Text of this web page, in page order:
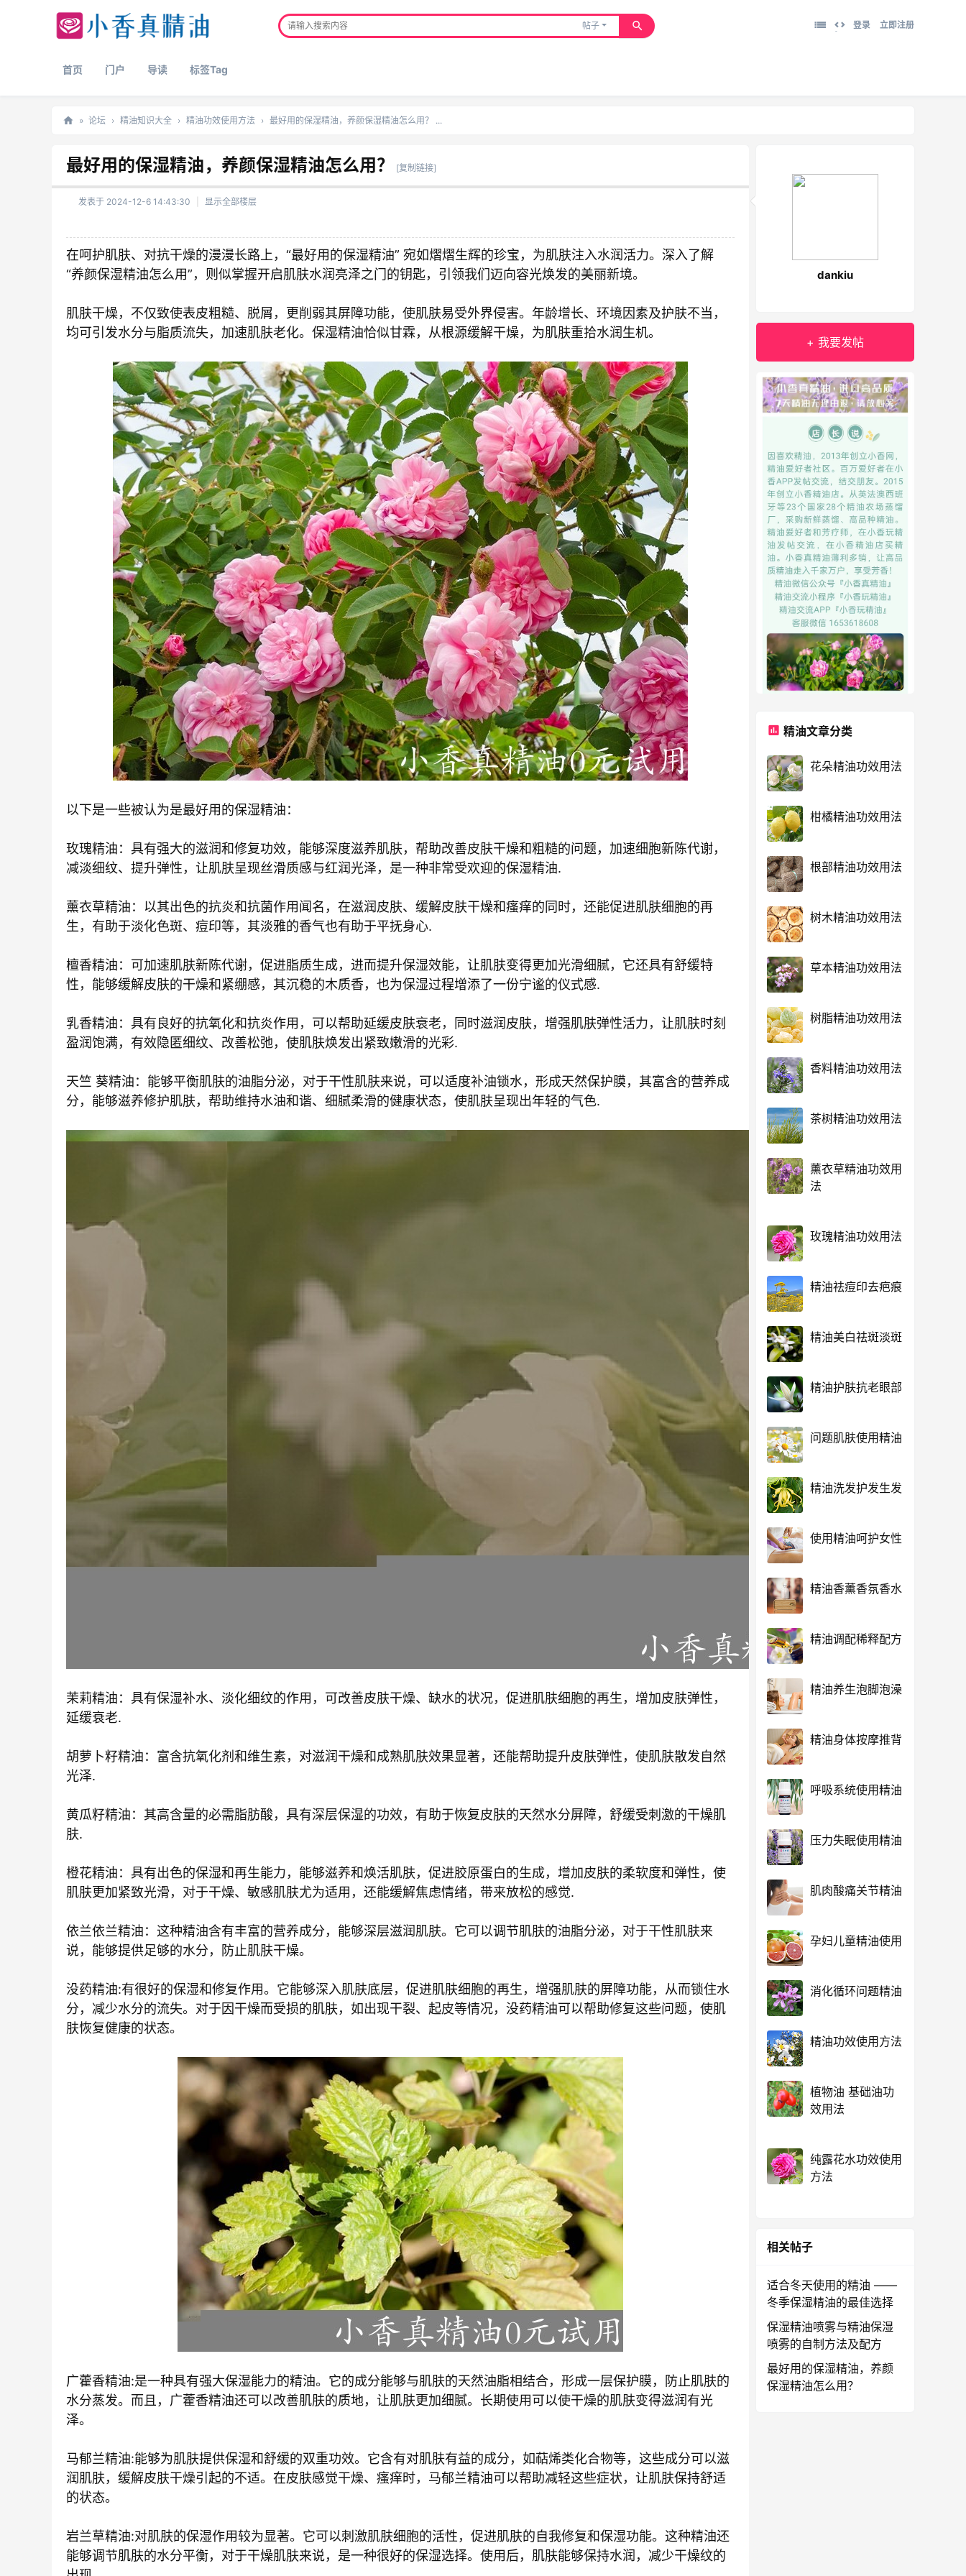
帖子 登录 立即注册
首页 门户 导读 标签Tag
品
» 论坛 › 精油知识大全 › 精油功效使用方法 › 最好用的保湿精油，养颜保湿精油怎么用？ ...
最好用的保湿精油，养颜保湿精油怎么用？ [复制链接]
发表于 2024-12-6 14:43:30 显示全部楼层
在呵护肌肤、对抗干燥的漫漫长路上，“最好用的保湿精油” 宛如熠熠生辉的珍宝，为肌肤注入水润活力。深入了解
“养颜保湿精油怎么用”，则似掌握开启肌肤水润亮泽之门的钥匙，引领我们迈向容光焕发的美丽新境。
肌肤干燥，不仅致使表皮粗糙、脱屑，更削弱其屏障功能，使肌肤易受外界侵害。年龄增长、环境因素及护肤不当，
均可引发水分与脂质流失，加速肌肤老化。保湿精油恰似甘霖，从根源缓解干燥，为肌肤重拾水润生机。
以下是一些被认为是最好用的保湿精油：
玫瑰精油：具有强大的滋润和修复功效，能够深度滋养肌肤，帮助改善皮肤干燥和粗糙的问题，加速细胞新陈代谢，
减淡细纹、提升弹性，让肌肤呈现丝滑质感与红润光泽，是一种非常受欢迎的保湿精油.
薰衣草精油：以其出色的抗炎和抗菌作用闻名，在滋润皮肤、缓解皮肤干燥和瘙痒的同时，还能促进肌肤细胞的再
生，有助于淡化色斑、痘印等，其淡雅的香气也有助于平抚身心.
檀香精油：可加速肌肤新陈代谢，促进脂质生成，进而提升保湿效能，让肌肤变得更加光滑细腻，它还具有舒缓特
性，能够缓解皮肤的干燥和紧绷感，其沉稳的木质香，也为保湿过程增添了一份宁谧的仪式感.
乳香精油：具有良好的抗氧化和抗炎作用，可以帮助延缓皮肤衰老，同时滋润皮肤，增强肌肤弹性活力，让肌肤时刻
盈润饱满，有效隐匿细纹、改善松弛，使肌肤焕发出紧致嫩滑的光彩.
天竺 葵精油：能够平衡肌肤的油脂分泌，对于干性肌肤来说，可以适度补油锁水，形成天然保护膜，其富含的营养成
分，能够滋养修护肌肤，帮助维持水油和谐、细腻柔滑的健康状态，使肌肤呈现出年轻的气色.
茉莉精油：具有保湿补水、淡化细纹的作用，可改善皮肤干燥、缺水的状况，促进肌肤细胞的再生，增加皮肤弹性，
延缓衰老.
胡萝卜籽精油：富含抗氧化剂和维生素，对滋润干燥和成熟肌肤效果显著，还能帮助提升皮肤弹性，使肌肤散发自然
光泽.
黄瓜籽精油：其高含量的必需脂肪酸，具有深层保湿的功效，有助于恢复皮肤的天然水分屏障，舒缓受刺激的干燥肌
肤.
橙花精油：具有出色的保湿和再生能力，能够滋养和焕活肌肤，促进胶原蛋白的生成，增加皮肤的柔软度和弹性，使
肌肤更加紧致光滑，对于干燥、敏感肌肤尤为适用，还能缓解焦虑情绪，带来放松的感觉.
依兰依兰精油：这种精油含有丰富的营养成分，能够深层滋润肌肤。它可以调节肌肤的油脂分泌，对于干性肌肤来
说，能够提供足够的水分，防止肌肤干燥。
没药精油:有很好的保湿和修复作用。它能够深入肌肤底层，促进肌肤细胞的再生，增强肌肤的屏障功能，从而锁住水
分，减少水分的流失。对于因干燥而受损的肌肤，如出现干裂、起皮等情况，没药精油可以帮助修复这些问题，使肌
肤恢复健康的状态。
广藿香精油:是一种具有强大保湿能力的精油。它的成分能够与肌肤的天然油脂相结合，形成一层保护膜，防止肌肤的
水分蒸发。而且，广藿香精油还可以改善肌肤的质地，让肌肤更加细腻。长期使用可以使干燥的肌肤变得滋润有光
泽。
马郁兰精油:能够为肌肤提供保湿和舒缓的双重功效。它含有对肌肤有益的成分，如萜烯类化合物等，这些成分可以滋
润肌肤，缓解皮肤干燥引起的不适。在皮肤感觉干燥、瘙痒时，马郁兰精油可以帮助减轻这些症状，让肌肤保持舒适
的状态。
岩兰草精油:对肌肤的保湿作用较为显著。它可以刺激肌肤细胞的活性，促进肌肤的自我修复和保湿功能。这种精油还
能够调节肌肤的水分平衡，对于干燥肌肤来说，是一种很好的保湿选择。使用后，肌肤能够保持水润，减少干燥纹的
dankiu
+ 我要发帖
精油文章分类
花朵精油功效用法
柑橘精油功效用法
根部精油功效用法
树木精油功效用法
草本精油功效用法
树脂精油功效用法
香料精油功效用法
茶树精油功效用法
薰衣草精油功效用
法
玫瑰精油功效用法
精油祛痘印去疤痕
精油美白祛斑淡斑
精油护肤抗老眼部
问题肌肤使用精油
精油洗发护发生发
使用精油呵护女性
精油香薰香氛香水
精油调配稀释配方
精油养生泡脚泡澡
精油身体按摩推背
呼吸系统使用精油
压力失眠使用精油
肌肉酸痛关节精油
孕妇儿童精油使用
消化循环问题精油
精油功效使用方法
植物油 基础油功
效用法
纯露花水功效使用
方法
相关帖子
适合冬天使用的精油 ——
冬季保湿精油的最佳选择
保湿精油喷雾与精油保湿
喷雾的自制方法及配方
最好用的保湿精油，养颜
保湿精油怎么用？